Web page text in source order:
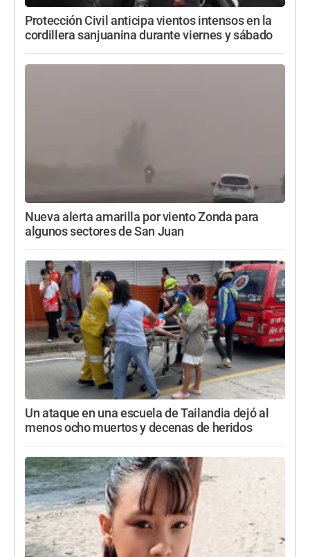
Protección Civil anticipa vientos intensos en la
cordillera sanjuanina durante viernes y sábado
Nueva alerta amarilla por viento Zonda para
algunos sectores de San Juan
Un ataque en una escuela de Tailandia dejó al
menos ocho muertos y decenas de heridos